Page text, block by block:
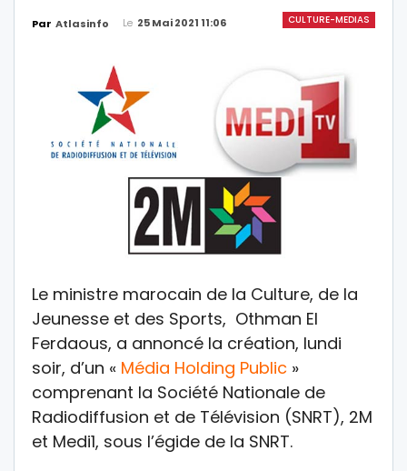
CULTURE-MEDIAS
Par Atlasinfo Le 25 Mai 2021 11:06
Le ministre marocain de la Culture, de la
Jeunesse et des Sports, Othman El
Ferdaous, a annoncé la création, lundi
soir, d’un « Média Holding Public »
comprenant la Société Nationale de
Radiodiffusion et de Télévision (SNRT), 2M
et Medi1, sous l’égide de la SNRT.